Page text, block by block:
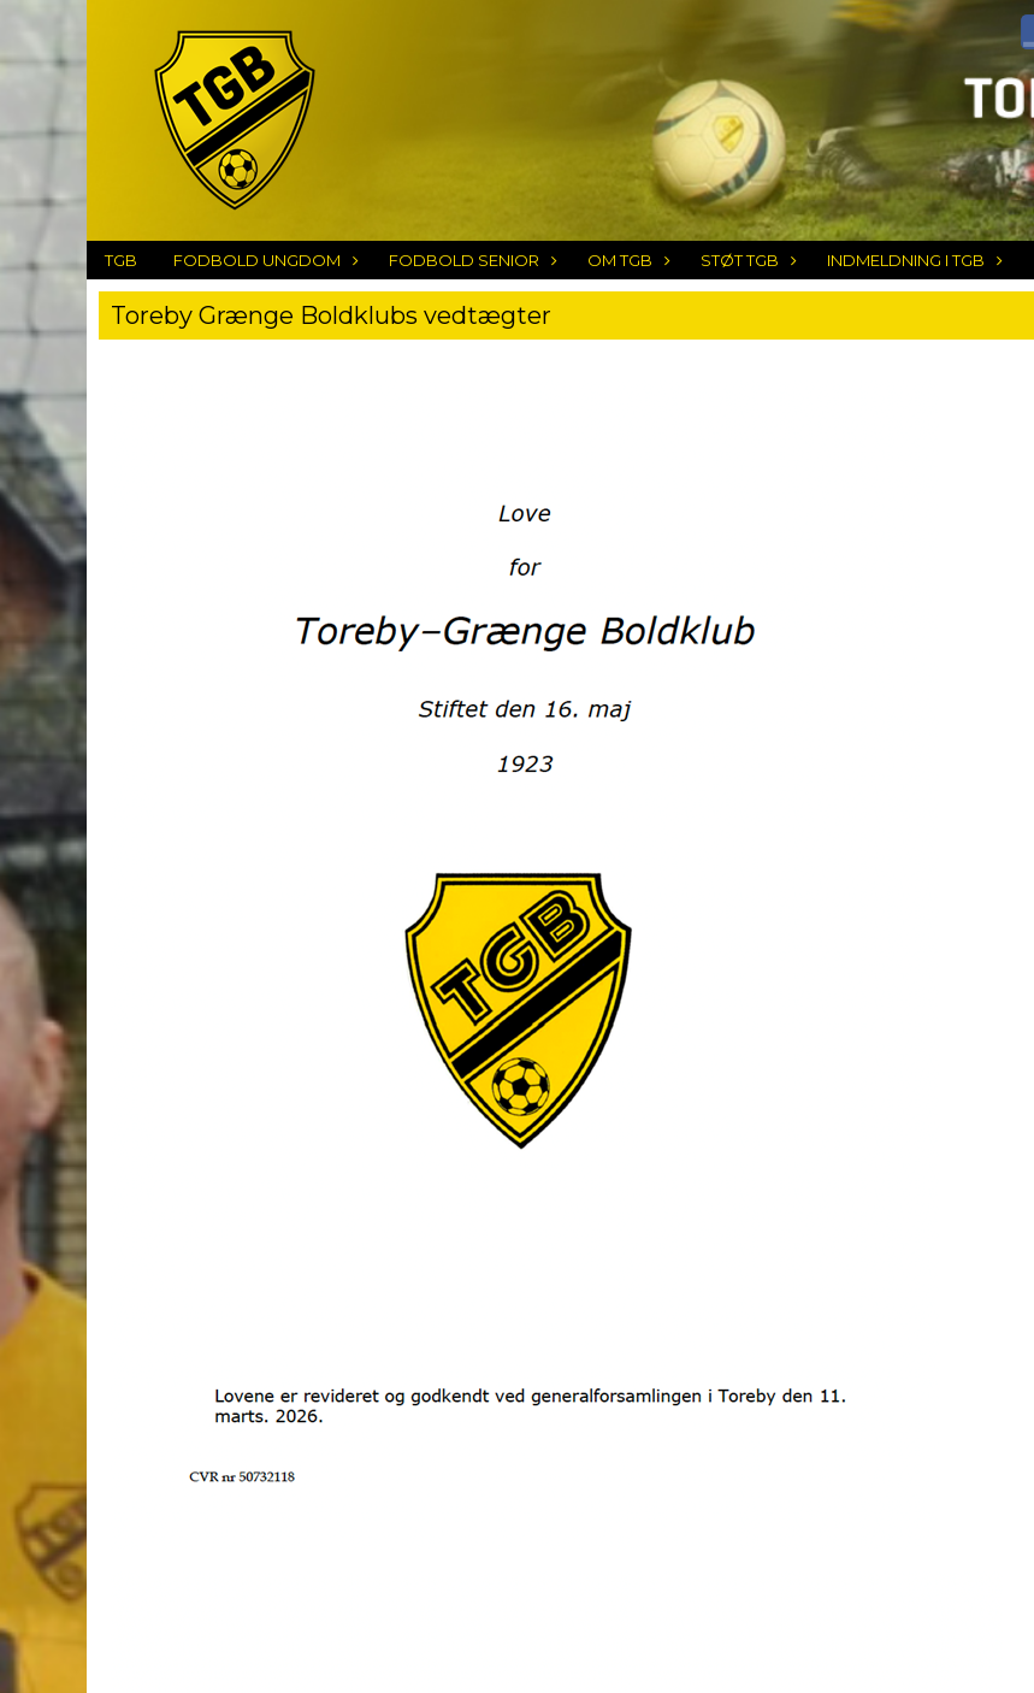
TGB FODBOLD UNGDOM FODBOLD SENIOR OM TGB STØT TGB INDMELDNING I TGB
Toreby Grænge Boldklubs vedtægter